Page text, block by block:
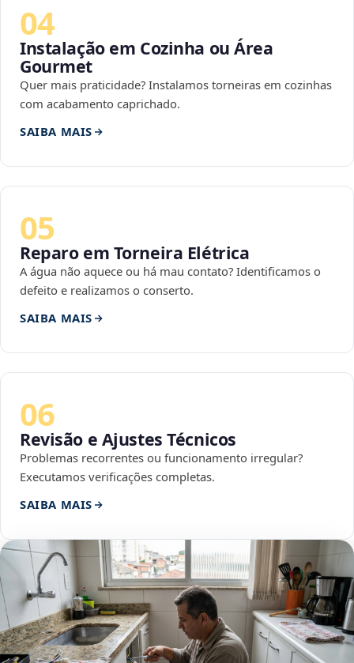
04
Instalação em Cozinha ou Área
Gourmet
Quer mais praticidade? Instalamos torneiras em cozinhas
com acabamento caprichado.
SAIBA MAIS
05
Reparo em Torneira Elétrica
A água não aquece ou há mau contato? Identificamos o
defeito e realizamos o conserto.
SAIBA MAIS
06
Revisão e Ajustes Técnicos
Problemas recorrentes ou funcionamento irregular?
Executamos verificações completas.
SAIBA MAIS